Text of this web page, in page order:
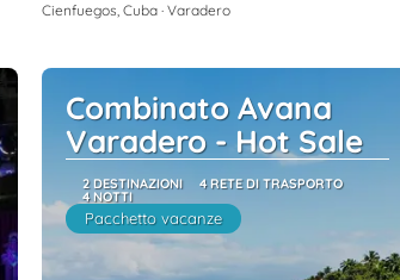
Cienfuegos, Cuba · Varadero
Combinato Avana
Varadero - Hot Sale
2 DESTINAZIONI 4 RETE DI TRASPORTO
4 NOTTI
Pacchetto vacanze